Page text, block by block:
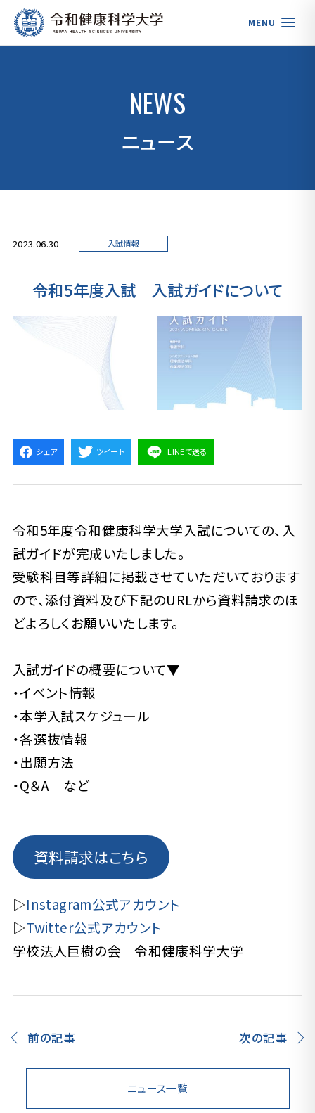
MENU
NEWS
ニュース
2023.06.30 入試情報
令和5年度入試 入試ガイドについて
シェア ツイート LINEで送る
令和5年度令和健康科学大学入試についての、入
試ガイドが完成いたしました。
受験科目等詳細に掲載させていただいております
ので、添付資料及び下記のURLから資料請求のほ
どよろしくお願いいたします。
入試ガイドの概要について▼
・イベント情報
・本学入試スケジュール
・各選抜情報
・出願方法
・Q＆A など
資料請求はこちら
▷Instagram公式アカウント
▷Twitter公式アカウント
学校法人巨樹の会 令和健康科学大学
前の記事
ニュース一覧
次の記事